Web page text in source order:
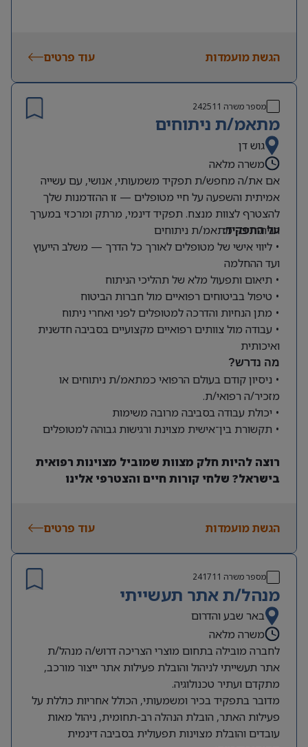
הגשת מועמדות עוד פרטים
מספר משרה 242511
מתאמ/ת ניתוחים
גוש דן
משרה מלאה
אם את/ה מחפש/ת תפקיד משמעותי, אנושי, עם עשייה
אמיתית והשפעה על חיי מטופלים — זו ההזדמנות שלך
להצטרף לצוות מנצח. תפקיד דינמי, מרתק ומרכזי במערך
הניתוחים- מתאמ/ת ניתוחים
על התפקיד:
• ליווי אישי של מטופלים לאורך כל הדרך — משלב הייעוץ
ועד ההחלמה
• תיאום ותפעול מלא של תהליכי הניתוח
• טיפול בביטוחים רפואיים מול חברות הביטוח
• מתן הנחיות והדרכה למטופלים לפני ואחרי ניתוח
• עבודה מול צוותים רפואיים מקצועיים בסביבה חדשנית
ואיכותית
מה נדרש?
• ניסיון קודם בעולם הרפואי כמתאמ/ת ניתוחים או
מזכיר/ה רפואי/ת.
• יכולת עבודה בסביבה מרובה משימות
• תקשורת בין־אישית מצוינת ורגישות גבוהה למטופלים
רוצה להיות חלק מצוות שמוביל מצוינות רפואית
בישראל? שלחי קורות חיים והצטרפי אלינו
הגשת מועמדות עוד פרטים
מספר משרה 241711
מנהל/ת אתר תעשייתי
באר שבע והדרום
משרה מלאה
לחברה מובילה בתחום מוצרי הצריכה דרוש/ה מנהל/ת
אתר תעשייתי לניהול והובלת פעילות אתר ייצור מורכב,
מתקדם ועתיר טכנולוגיה.
מדובר בתפקיד בכיר ומשמעותי, הכולל אחריות כוללת על
פעילות האתר, הובלת הנהלה רב-תחומית, ניהול מאות
עובדים והובלת מצוינות תפעולית בסביבה דינמית